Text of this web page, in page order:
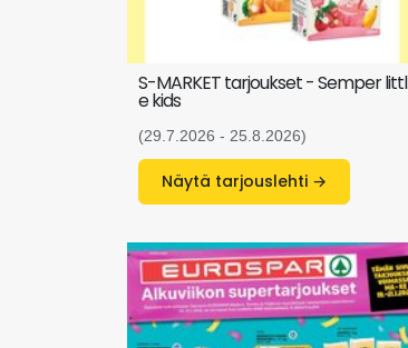
S-MARKET tarjoukset - Semper littl
e kids
(29.7.2026 - 25.8.2026)
Näytä tarjouslehti →